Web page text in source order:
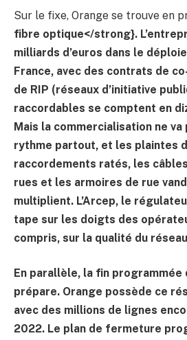
Sur le fixe, Orange se trouve en
fibre optique</strong}.
milliards d’euros dans le
France, avec des contrats de
de RIP (réseaux d’initiative
raccordables se comptent en
Mais la commercialisation ne va
rythme partout, et les plaintes
raccordements ratés, les
rues et les armoires de rue
multiplient. L’Arcep, le
tape sur les doigts des
compris, sur la qualité du
En parallèle, la fin programmée
prépare. Orange possède ce
avec des millions de lignes
2022. Le plan de fermeture